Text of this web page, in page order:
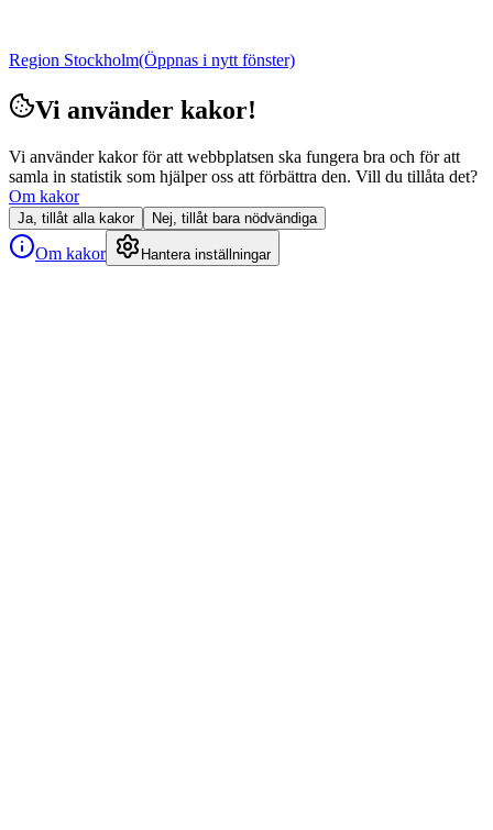
Region Stockholm(Öppnas i nytt fönster)
Vi använder kakor!
Vi använder kakor för att webbplatsen ska fungera bra och för att
samla in statistik som hjälper oss att förbättra den. Vill du tillåta det?
Om kakor
Ja, tillåt alla kakor Nej, tillåt bara nödvändiga
Om kakor Hantera inställningar